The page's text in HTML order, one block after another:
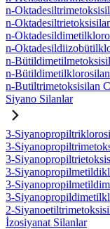
n-
n-
n-
n-
n-
n-
n-Butiltrimetoksisilan
Siyano Silanlar
3-
3-
3-
3-
3-
3-
2-
İzosiyanat Silanlar